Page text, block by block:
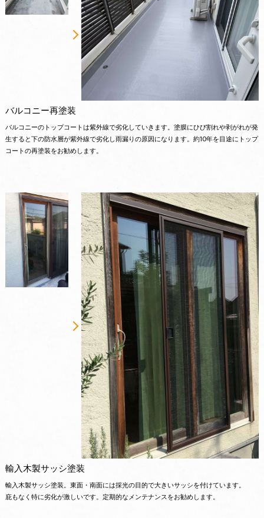
バルコニー再塗装
バルコニーのトップコートは紫外線で劣化していきます。塗膜にひび割れや剥がれが発
生すると下の防水層が紫外線で劣化し雨漏りの原因になります。約10年を目途にトップ
コートの再塗装をお勧めします。
輸入木製サッシ塗装
輸入木製サッシ塗装。東面・南面には採光の目的で大きいサッシを付けています。
庇もなく特に劣化が激しいです。定期的なメンテナンスをお勧めします。